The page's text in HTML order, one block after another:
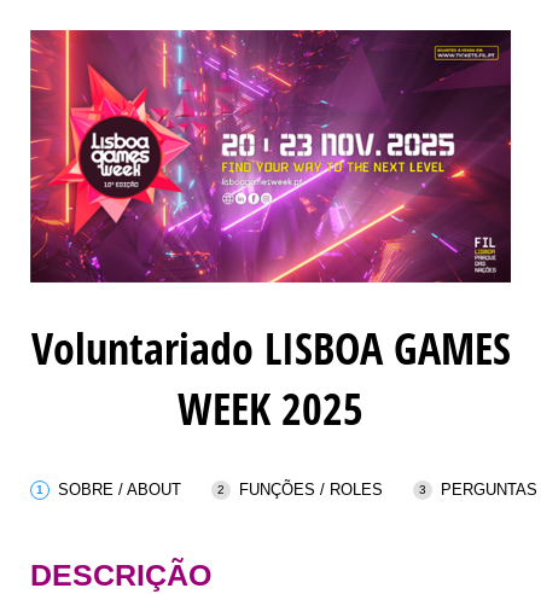
Voluntariado LISBOA GAMES
WEEK 2025
SOBRE / ABOUT FUNÇÕES / ROLES
DESCRIÇÃO